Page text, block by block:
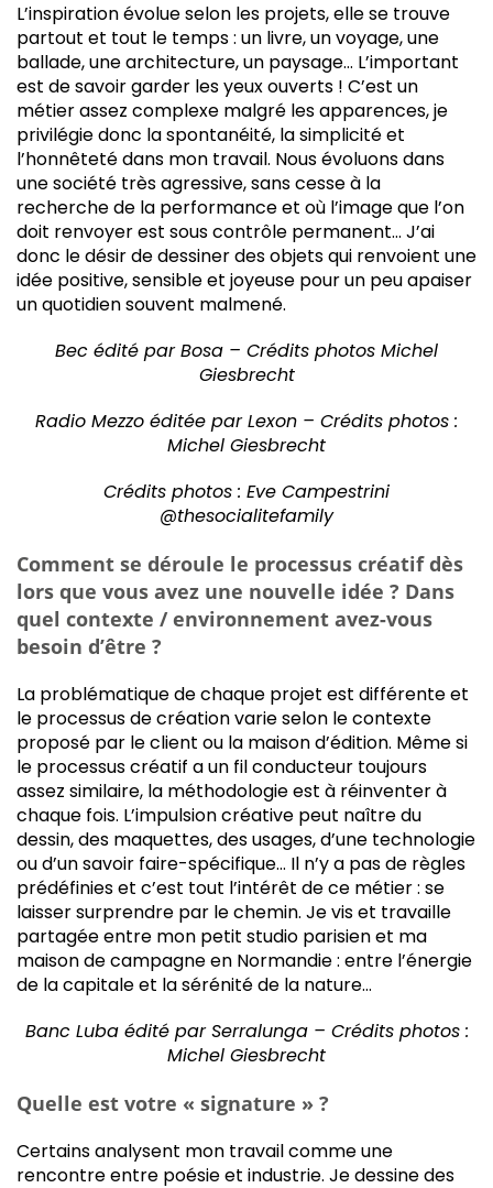
L’inspiration évolue selon les projets, elle se trouve
partout et tout le temps : un livre, un voyage, une
ballade, une architecture, un paysage… L’important
est de savoir garder les yeux ouverts ! C’est un
métier assez complexe malgré les apparences, je
privilégie donc la spontanéité, la simplicité et
l’honnêteté dans mon travail. Nous évoluons dans
une société très agressive, sans cesse à la
recherche de la performance et où l’image que l’on
doit renvoyer est sous contrôle permanent… J’ai
donc le désir de dessiner des objets qui renvoient une
idée positive, sensible et joyeuse pour un peu apaiser
un quotidien souvent malmené.
Bec édité par Bosa – Crédits photos Michel
Giesbrecht
Radio Mezzo éditée par Lexon – Crédits photos :
Michel Giesbrecht
Crédits photos : Eve Campestrini
@thesocialitefamily
Comment se déroule le processus créatif dès
lors que vous avez une nouvelle idée ? Dans
quel contexte / environnement avez-vous
besoin d’être ?
La problématique de chaque projet est différente et
le processus de création varie selon le contexte
proposé par le client ou la maison d’édition. Même si
le processus créatif a un fil conducteur toujours
assez similaire, la méthodologie est à réinventer à
chaque fois. L’impulsion créative peut naître du
dessin, des maquettes, des usages, d’une technologie
ou d’un savoir faire-spécifique… Il n’y a pas de règles
prédéfinies et c’est tout l’intérêt de ce métier : se
laisser surprendre par le chemin. Je vis et travaille
partagée entre mon petit studio parisien et ma
maison de campagne en Normandie : entre l’énergie
de la capitale et la sérénité de la nature…
Banc Luba édité par Serralunga – Crédits photos :
Michel Giesbrecht
Quelle est votre « signature » ?
Certains analysent mon travail comme une
rencontre entre poésie et industrie. Je dessine des